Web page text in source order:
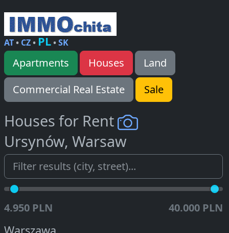
AT• CZ• PL•SK
Apartments Houses
Land
Commercial Real Estate
Sale
Houses for Rent
Ursynów, Warsaw
4.950 PLN 40.000 PLN